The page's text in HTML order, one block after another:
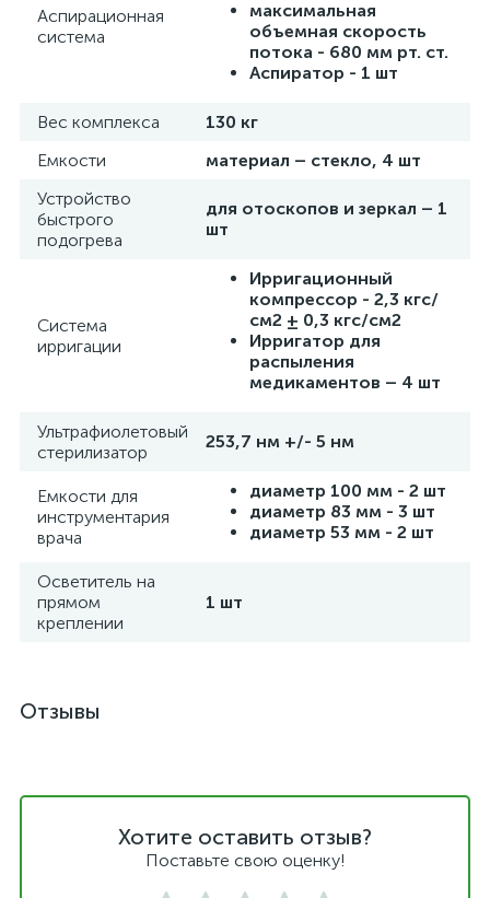
Аспирационная
система
максимальная
объемная скорость
потока - 680 мм рт. ст.
Аспиратор - 1 шт
Вес комплекса
130 кг
Емкости
материал – стекло, 4 шт
Устройство
быстрого
подогрева
для отоскопов и зеркал – 1
шт
Система
ирригации
Ирригационный
компрессор - 2,3 кгс/
см2 ± 0,3 кгс/см2
Ирригатор для
распыления
медикаментов – 4 шт
Ультрафиолетовый
стерилизатор
253,7 нм +/- 5 нм
Емкости для
инструментария
врача
диаметр 100 мм - 2 шт
диаметр 83 мм - 3 шт
диаметр 53 мм - 2 шт
Осветитель на
прямом
креплении
1 шт
Отзывы
Хотите оставить отзыв?
Поставьте свою оценку!